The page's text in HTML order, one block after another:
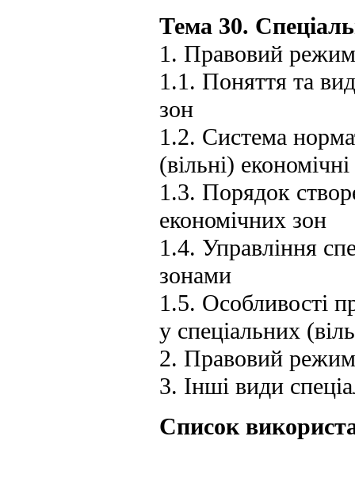
Тема 30.
1. Правовий режим
1.1. Поняття та
зон
1.2. Система
(вільні)
1.3. Порядок
економічних зон
1.4. Управління
зонами
1.5. Особливості
у спеціальних
2. Правовий режим
3. Інші види
Список